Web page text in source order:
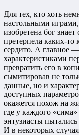
Для тех, кто хоть
настольными
изобретена бог знает
претерпела каких-
сердито. А главное
характеристиками
превратить его в
сымитировав не
данные, но и
доступных
окажется похож на
где у каждого
энтузиасты
И в некоторых